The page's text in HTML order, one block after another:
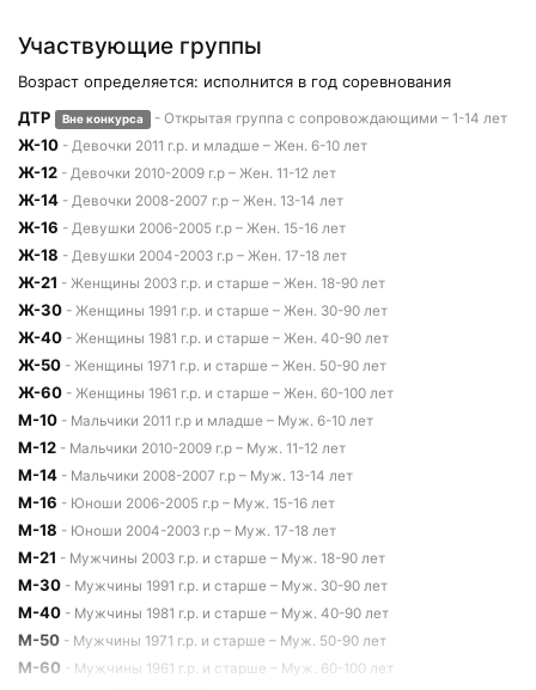
Участвующие группы
Возраст определяется: исполнится в год соревнования
ДТР
Вне конкурса - Открытая группа с сопровождающими – 1-14 лет
Ж-10 - Девочки 2011 г.р. и младше – Жен. 6-10 лет
Ж-12 - Девочки 2010-2009 г.р – Жен. 11-12 лет
Ж-14 - Девочки 2008-2007 г.р – Жен. 13-14 лет
Ж-16 - Девушки 2006-2005 г.р – Жен. 15-16 лет
Ж-18 - Девушки 2004-2003 г.р – Жен. 17-18 лет
Ж-21 - Женщины 2003 г.р. и старше – Жен. 18-90 лет
Ж-30 - Женщины 1991 г.р. и старше – Жен. 30-90 лет
Ж-40 - Женщины 1981 г.р. и старше – Жен. 40-90 лет
Ж-50 - Женщины 1971 г.р. и старше – Жен. 50-90 лет
Ж-60 - Женщины 1961 г.р. и старше – Жен. 60-100 лет
М-10 - Мальчики 2011 г.р и младше – Муж. 6-10 лет
М-12 - Мальчики 2010-2009 г.р – Муж. 11-12 лет
М-14 - Мальчики 2008-2007 г.р – Муж. 13-14 лет
М-16 - Юноши 2006-2005 г.р – Муж. 15-16 лет
М-18 - Юноши 2004-2003 г.р – Муж. 17-18 лет
М-21 - Мужчины 2003 г.р. и старше – Муж. 18-90 лет
М-30 - Мужчины 1991 г.р. и старше – Муж. 30-90 лет
М-40 - Мужчины 1981 г.р. и старше – Муж. 40-90 лет
М-50 - Мужчины 1971 г.р. и старше – Муж. 50-90 лет
М-60 - Мужчины 1961 г.р. и старше – Муж. 60-100 лет